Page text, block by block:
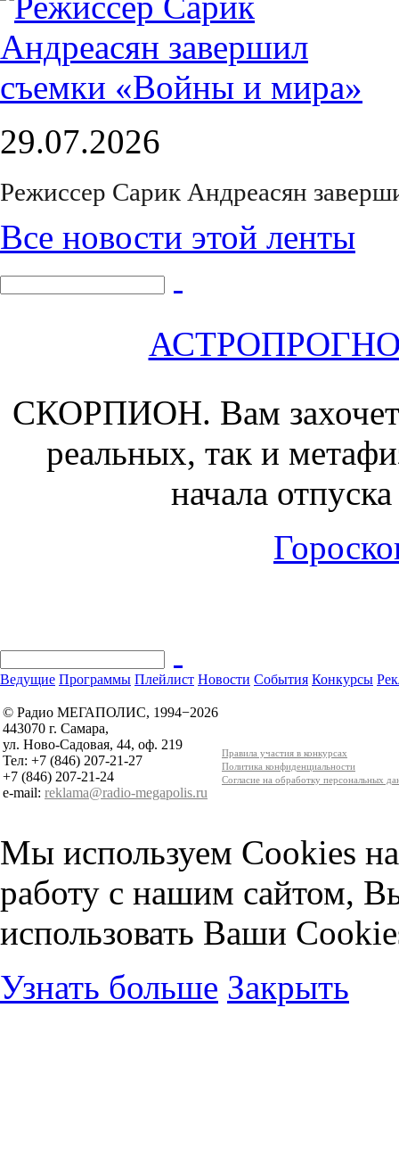
29.07.2026
Режиссер Сарик Андреасян
Все новости этой ленты
СКОРПИОН. Вам
реальных, так и
начала
Ведущие Программы Плейлист Новости События Конкурсы
© Радио МЕГАПОЛИС, 1994−2026
443070 г. Самара,
ул. Ново-Садовая, 44, оф. 219
Тел: +7 (846) 207-21-27
+7 (846) 207-21-24
e-mail: reklama@radio-megapolis.ru
Правила участия в конкурсах
Политика конфиденциальности
Согласие на обработку персональных
Мы используем Cookies
работу с нашим сайтом,
использовать Ваши
Узнать больше Закрыть